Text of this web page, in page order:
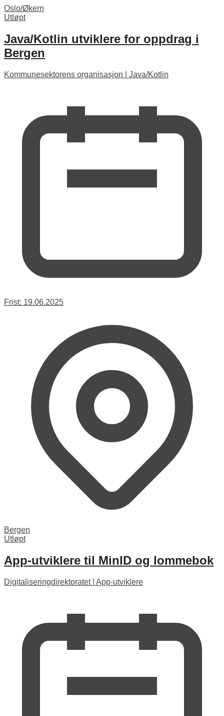
Oslo/Økern
Utløpt
Java/Kotlin utviklere for oppdrag i
Bergen
Kommunesektorens organisasjon Java/Kotlin
Frist: 19.06.2025
Bergen
Utløpt
App-utviklere til MinID og lommebok
Digitaliseringdirektoratet| App-utviklere